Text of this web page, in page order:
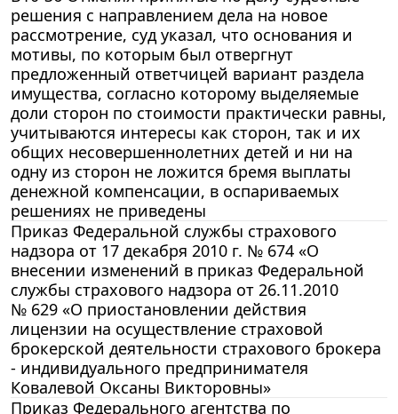
решения с направлением дела на новое
рассмотрение, суд указал, что основания и
мотивы, по которым был отвергнут
предложенный ответчицей вариант раздела
имущества, согласно которому выделяемые
доли сторон по стоимости практически равны,
учитываются интересы как сторон, так и их
общих несовершеннолетних детей и ни на
одну из сторон не ложится бремя выплаты
денежной компенсации, в оспариваемых
решениях не приведены
Приказ Федеральной службы страхового
надзора от 17 декабря 2010 г. № 674 «О
внесении изменений в приказ Федеральной
службы страхового надзора от 26.11.2010
№ 629 «О приостановлении действия
лицензии на осуществление страховой
брокерской деятельности страхового брокера
- индивидуального предпринимателя
Ковалевой Оксаны Викторовны»
Приказ Федерального агентства по